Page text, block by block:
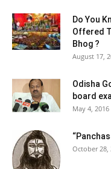
Do You
Offered
Bhog ?
August 17,
Odisha
board
May 4, 2016
October 28,